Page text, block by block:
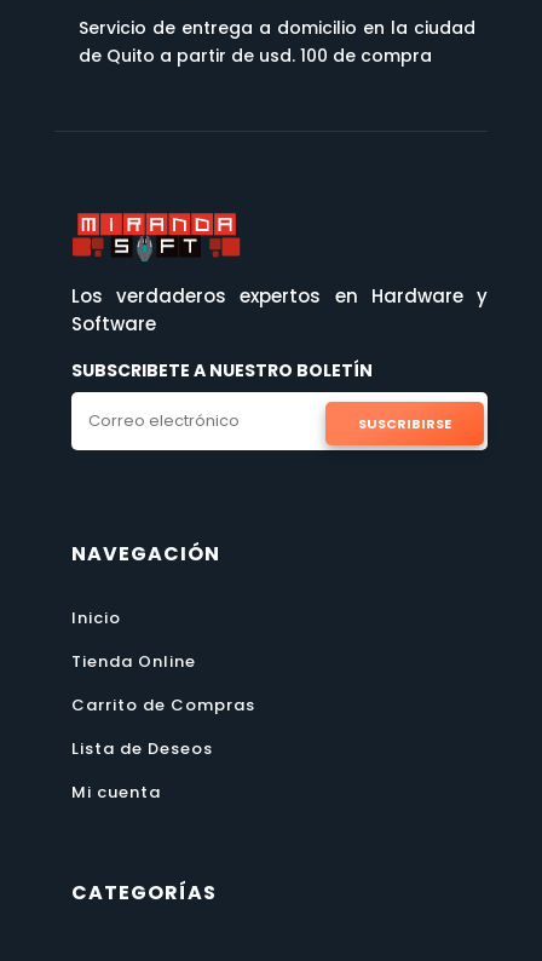
Servicio de entrega a domicilio en la ciudad
de Quito a partir de usd. 100 de compra
Los verdaderos expertos en Hardware y
Software
SUBSCRIBETE A NUESTRO BOLETÍN
SUSCRIBIRSE
NAVEGACIÓN
Inicio
Tienda Online
Carrito de Compras
Lista de Deseos
Mi cuenta
CATEGORÍAS